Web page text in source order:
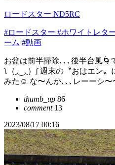
ロードスター ND5RC
#ロードスター #ホワイトレタ
ーム #動画
お盆は前半掃除､､､後半台風🌀
ʅ（◞‿◟）ʃ 週末の〝おはエン
みた☺️ な〜んか､､､レーーシ〜
thumb_up 86
comment13
2023/08/17 00:16